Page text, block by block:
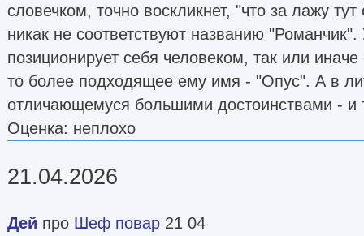
словечком, точно воскликнет, "что за лажу
никак не соответствуют названию
позиционирует себя человеком, так или
то более подходящее ему имя - "Опус". А в
отличающемуся большими достоинствами - и
Оценка: неплохо
21.04.2026
Дей про Шеф повар 21 04